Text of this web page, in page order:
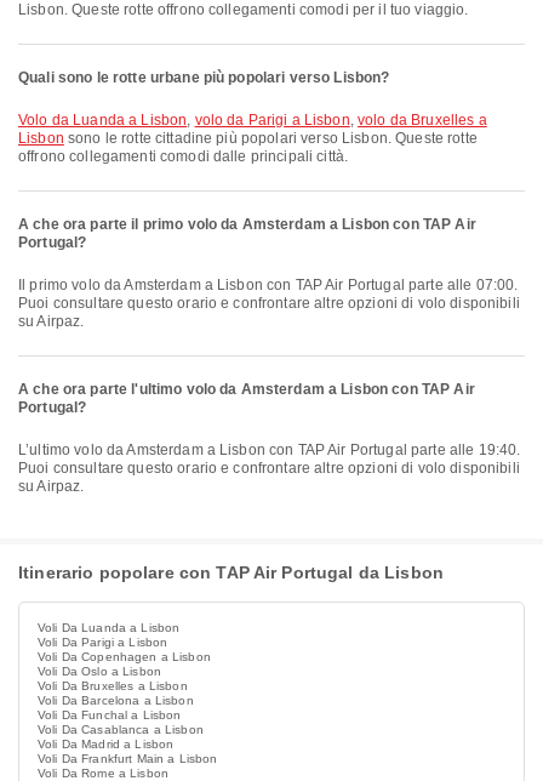
Lisbon. Queste rotte offrono collegamenti comodi per il tuo viaggio.
Quali sono le rotte urbane più popolari verso Lisbon?
volo da Luanda a Lisbon, volo da Parigi a Lisbon,volo da Bruxelles a
Lisbon sono le rotte cittadine più popolari verso Lisbon. Queste rotte
offrono collegamenti comodi dalle principali città.
A che ora parte il primo volo da Amsterdam a Lisbon con TAP Air
Portugal?
Puoi consultare questo orario e confrontare altre opzioni di volo disponibili
su Airpaz.
A che ora parte l'ultimo volo da Amsterdam a Lisbon con TAP Air
Portugal?
L’ultimo volo da Amsterdam a Lisbon con TAP Air Portugal parte alle 19:40.
Puoi consultare questo orario e confrontare altre opzioni di volo disponibili
su Airpaz.
Itinerario popolare con TAP Air Portugal da Lisbon
Voli Da Luanda a Lisbon
Voli Da Parigi a Lisbon
Voli Da Copenhagen a Lisbon
Voli Da Oslo a Lisbon
Voli Da Bruxelles a Lisbon
Voli Da Barcelona a Lisbon
Voli Da Funchal a Lisbon
Voli Da Casablanca a Lisbon
Voli Da Madrid a Lisbon
Voli Da Frankfurt Main a Lisbon
Voli Da Rome a Lisbon